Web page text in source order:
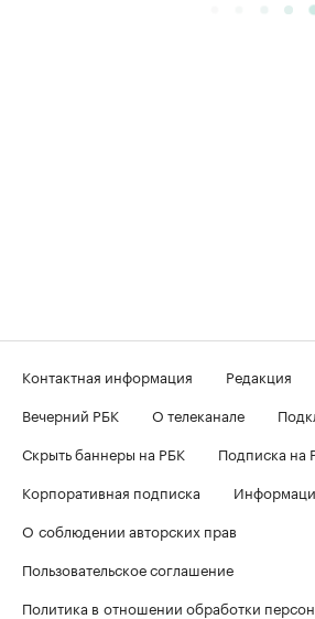
Контактная информация Редакция
Вечерний РБК
О телеканале
Скрыть баннеры на РБК
Подписка на
Корпоративная подписка
О соблюдении авторских прав
Пользовательское соглашение
Политика в отношении обработки